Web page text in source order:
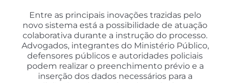
Entre as principais inovações trazidas pelo
novo sistema está a possibilidade de atuação
colaborativa durante a instrução do processo.
Advogados, integrantes do Ministério Público,
defensores públicos e autoridades policiais
podem realizar o preenchimento prévio e a
inserção dos dados necessários para a